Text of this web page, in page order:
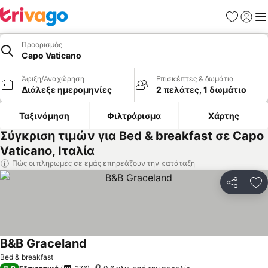
Προορισμός
Capo Vaticano
Άφιξη/Αναχώρηση
Διάλεξε ημερομηνίες
Επισκέπτες & δωμάτια
2 πελάτες, 1 δωμάτιο
Ταξινόμηση Φιλτράρισμα Χάρτης
Σύγκριση τιμών για Bed & breakfast σε Capo
Vaticano, Ιταλία
Πώς οι πληρωμές σε εμάς επηρεάζουν την κατάταξη
Bed & breakfast
B&B Graceland